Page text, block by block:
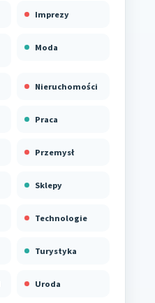
Imprezy
Moda
Nieruchomości
Praca
Przemysł
Sklepy
Technologie
Turystyka
Uroda